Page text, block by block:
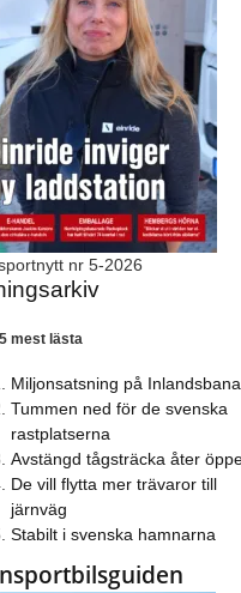
nr 5-2026
mest lästa
Miljonsatsning på
Tummen ned för de svenska
rastplatserna
Avstängd tågsträcka åter
De vill flytta mer trävaror till
järnväg
Stabilt i svenska hamnarna